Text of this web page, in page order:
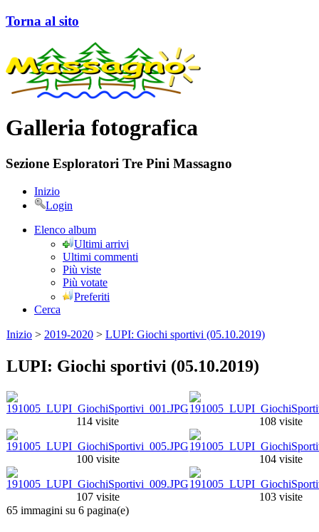
Torna al sito
Galleria fotografica
Sezione Esploratori Tre Pini Massagno
Inizio
Login
Elenco album
Ultimi arrivi
Ultimi commenti
Più viste
Più votate
Preferiti
Cerca
Inizio > 2019-2020 > LUPI: Giochi sportivi (05.10.2019)
LUPI: Giochi sportivi (05.10.2019)
114 visite 108 visite
100 visite 104 visite
107 visite
103 visite
65 immagini su 6 pagina(e)